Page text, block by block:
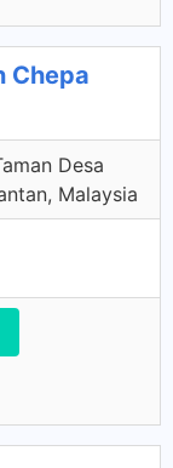
Chepa
Desa
Malaysia